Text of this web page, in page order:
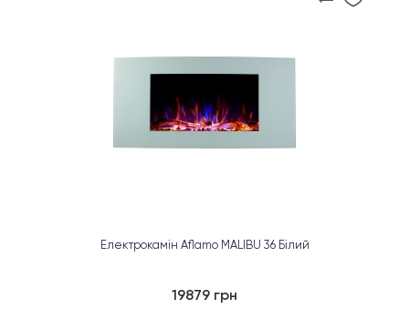
Електрокамін Aflamo MALIBU 36 Білий
19879 грн